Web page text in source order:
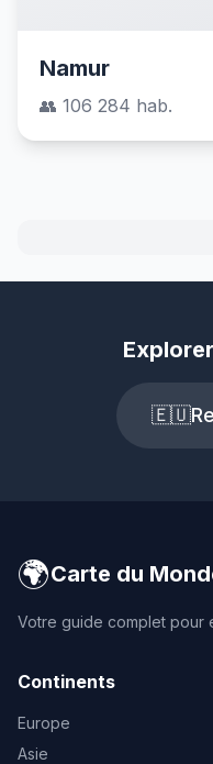
Namur
👥 106 284 hab.
🇪🇺
🌍Carte du
Votre guide complet pour
Continents
Europe
Asie